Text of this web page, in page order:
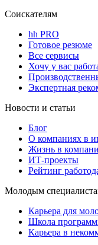
Соискателям
hh PRO
Готовое резюме
Все сервисы
Хочу у вас
Экспертная
Новости и статьи
Блог
О компаниях в
Жизнь в
ИТ-проекты
Рейтинг
Молодым
Карьера для
Школа
Карьера в